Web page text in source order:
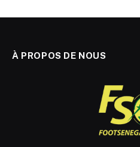
À PROPOS DE NOUS